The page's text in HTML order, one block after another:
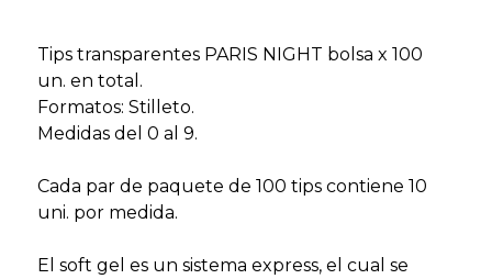
Tips transparentes PARIS NIGHT bolsa x 100
un. en total.
Formatos: Stilleto.
Medidas del 0 al 9.
Cada par de paquete de 100 tips contiene 10
uni. por medida.
El soft gel es un sistema express, el cual se